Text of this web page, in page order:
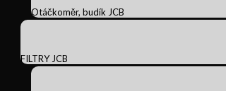
Otáčkoměr, budík JCB
FILTRY JCB